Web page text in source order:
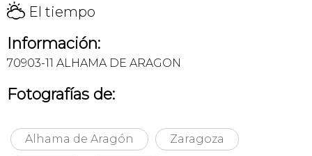
H El tiempo
Información:
70903-11 ALHAMA DE ARAGON
Fotografías de:
Alhama de Aragón Zaragoza